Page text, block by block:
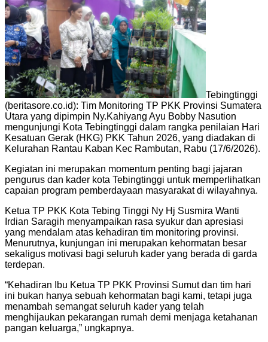
Tebingtinggi
(beritasore.co.id): Tim Monitoring TP PKK Provinsi Sumatera
Utara yang dipimpin Ny.Kahiyang Ayu Bobby Nasution
mengunjungi Kota Tebingtinggi dalam rangka penilaian Hari
Kesatuan Gerak (HKG) PKK Tahun 2026, yang diadakan di
Kelurahan Rantau Kaban Kec Rambutan, Rabu (17/6/2026).
Kegiatan ini merupakan momentum penting bagi jajaran
pengurus dan kader kota Tebingtinggi untuk memperlihatkan
capaian program pemberdayaan masyarakat di wilayahnya.
Ketua TP PKK Kota Tebing Tinggi Ny Hj Susmira Wanti
Irdian Saragih menyampaikan rasa syukur dan apresiasi
yang mendalam atas kehadiran tim monitoring provinsi.
Menurutnya, kunjungan ini merupakan kehormatan besar
sekaligus motivasi bagi seluruh kader yang berada di garda
terdepan.
“Kehadiran Ibu Ketua TP PKK Provinsi Sumut dan tim hari
ini bukan hanya sebuah kehormatan bagi kami, tetapi juga
menambah semangat seluruh kader yang telah
menghijaukan pekarangan rumah demi menjaga ketahanan
pangan keluarga,” ungkapnya.